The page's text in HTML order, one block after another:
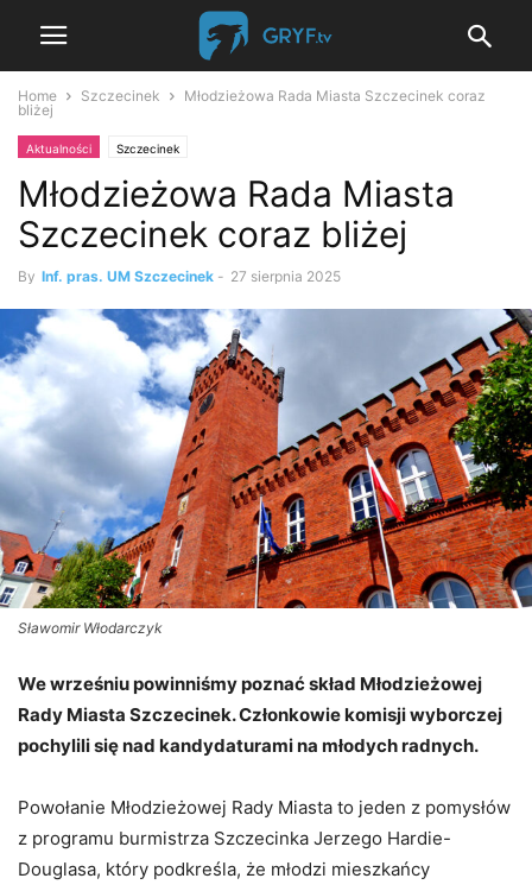
Home Szczecinek
Młodzieżowa Rada Miasta Szczecinek coraz
bliżej
Aktualności Szczecinek
Młodzieżowa Rada Miasta
Szczecinek coraz bliżej
By Inf. pras. UM Szczecinek - 27 sierpnia 2025
Sławomir Włodarczyk
We wrześniu powinniśmy poznać skład Młodzieżowej
Rady Miasta Szczecinek. Członkowie komisji wyborczej
pochylili się nad kandydaturami na młodych radnych.
Powołanie Młodzieżowej Rady Miasta to jeden z pomysłów
z programu burmistrza Szczecinka Jerzego Hardie-
Douglasa, który podkreśla, że młodzi mieszkańcy